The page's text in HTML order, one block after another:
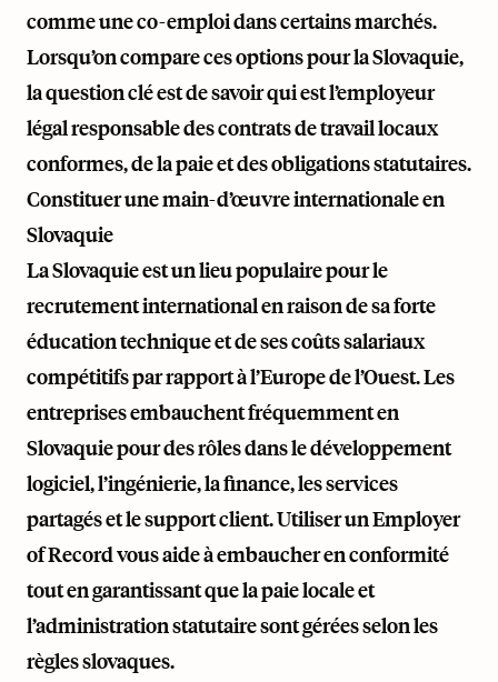
comme une co-emploi dans certains marchés.
Lorsqu’on compare ces options pour la Slovaquie,
la question clé est de savoir qui est l’employeur
légal responsable des contrats de travail locaux
conformes, de la paie et des obligations statutaires.
Constituer une main-d’œuvre internationale en
Slovaquie
La Slovaquie est un lieu populaire pour le
recrutement international en raison de sa forte
éducation technique et de ses coûts salariaux
compétitifs par rapport à l’Europe de l’Ouest. Les
entreprises embauchent fréquemment en
Slovaquie pour des rôles dans le développement
logiciel, l’ingénierie, la finance, les services
partagés et le support client. Utiliser un Employer
of Record vous aide à embaucher en conformité
tout en garantissant que la paie locale et
l’administration statutaire sont gérées selon les
règles slovaques.